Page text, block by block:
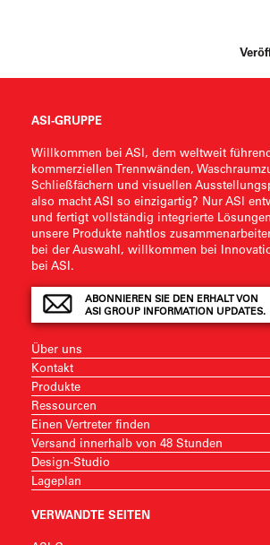
ASI-GRUPPE
Willkommen bei ASI, dem weltweit
kommerziellen Trennwänden,
Schließfächern und visuellen
also macht ASI so einzigartig? Nur ASI
und fertigt vollständig integrierte
unsere Produkte nahtlos
bei der Auswahl, willkommen bei
bei ASI.
ABONNIEREN SIE DEN ERHALT VON
ASI GROUP INFORMATION UPDATES.
Über uns
Kontakt
Produkte
Ressourcen
Einen Vertreter finden
Versand innerhalb von 48 Stunden
Design-Studio
Lageplan
VERWANDTE SEITEN